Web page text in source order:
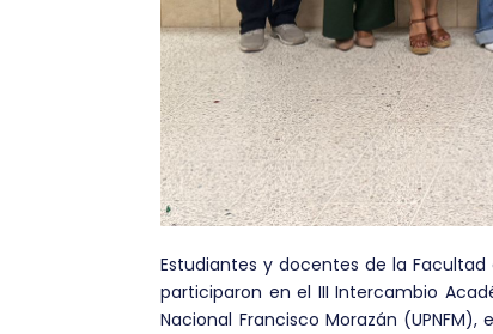
Estudiantes y docentes de la
participaron en el III Intercambio
Nacional Francisco Morazán